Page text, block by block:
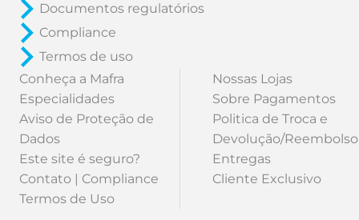
Documentos regulatórios
Compliance
Termos de uso
Conheça a Mafra
Especialidades
Aviso de Proteção de
Dados
Este site é seguro?
Contato | Compliance
Termos de Uso
Nossas Lojas
Sobre Pagamentos
Politica de Troca e
Devolução/Reembolso
Entregas
Cliente Exclusivo